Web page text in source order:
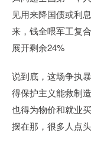
见用来降国债或利
来，钱全喂军工复
展开剩余24%
说到底，这场争执
得保护主义能救制
也得为物价和就业
摆在那，很多人点头